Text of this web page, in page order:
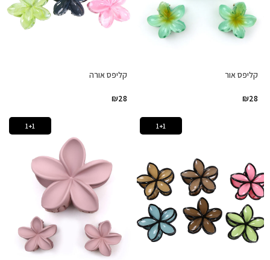
קליפס אור
₪28
קליפס אורה
₪28
1+1
1+1